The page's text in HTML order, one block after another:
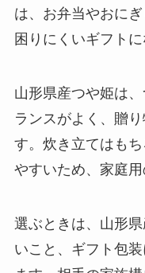
は、お弁当やおに
困りにくいギフトに
山形県産つや姫は
ランスがよく、贈
す。炊き立てはも
やすいため、家庭用
選ぶときは、山形
いこと、ギフト包